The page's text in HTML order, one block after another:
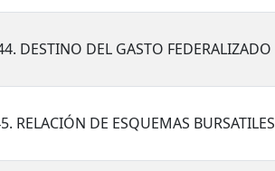
DESTINO DEL GASTO FEDERALIZADO
RELACIÓN DE ESQUEMAS BURSATILES